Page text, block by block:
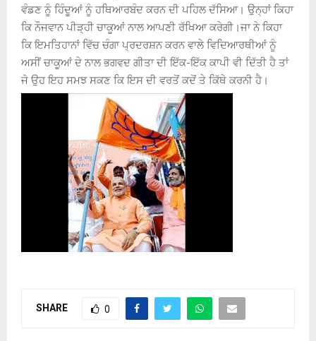
ਵੰਡਣ ਨੂੰ ਹਿੰਦੂਆਂ ਨੂੰ ਹਥਿਆਰਬੰਦ ਕਰਨ ਦੀ ਪਹਿਲ ਦੱਸਿਆ। ਉਨ੍ਹਾਂ ਕਿਹਾ
ਕਿ ਨੌਜਵਾਨ ਪੀੜ੍ਹੀ ਚਾਕੂਆਂ ਨਾਲ ਆਪਣੀ ਰੱਖਿਆ ਕਰੇਗੀ।ਜਾ ਨੇ ਕਿਹਾ
ਕਿ ਇਮਤਿਹਾਨਾਂ ਵਿੱਚ ਚੰਗਾ ਪ੍ਰਦਰਸ਼ਨ ਕਰਨ ਵਾਲੇ ਵਿਦਿਆਰਥੀਆਂ ਨੂੰ
ਅਸੀਂ ਚਾਕੂਆਂ ਦੇ ਨਾਲ ਭਗਵਦ ਗੀਤਾ ਦੀ ਇੱਕ-ਇੱਕ ਕਾਪੀ ਵੀ ਦਿੱਤੀ ਹੈ ਤਾਂ
ਜੋ ਉਹ ਇਹ ਸਮਝ ਸਕਣ ਕਿ ਇਸ ਦੀ ਵਰਤੋਂ ਕਦੋਂ ਤੇ ਕਿੱਥੇ ਕਰਨੀ ਹੈ।
SHARE 0